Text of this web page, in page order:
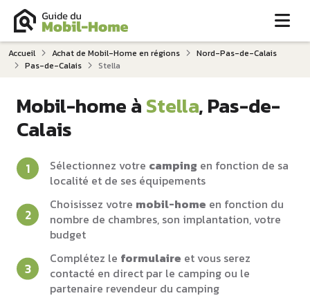
Accueil Achat de Mobil-Home en régions
Nord-Pas-de-Calais
Pas-de-Calais
Stella
Mobil-home àStella, Pas-de-
Calais
Sélectionnez votre camping en fonction de sa
localité et de ses équipements
Choisissez votre mobil-home en fonction du
nombre de chambres, son implantation, votre
budget
Complétez le formulaire et vous serez
contacté en direct par le camping ou le
partenaire revendeur du camping